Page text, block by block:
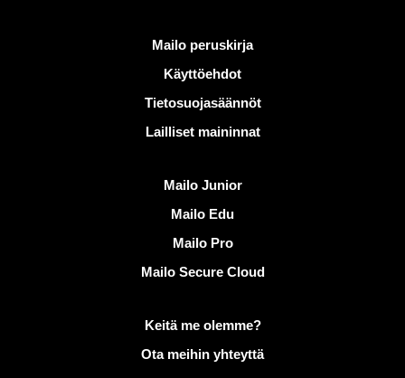
Mailo peruskirja
Käyttöehdot
Tietosuojasäännöt
Lailliset maininnat
Mailo Junior
Mailo Edu
Mailo Pro
Mailo Secure Cloud
Lisätietoja aiheesta MailoKeitä me olemme?
Ota meihin yhteyttä